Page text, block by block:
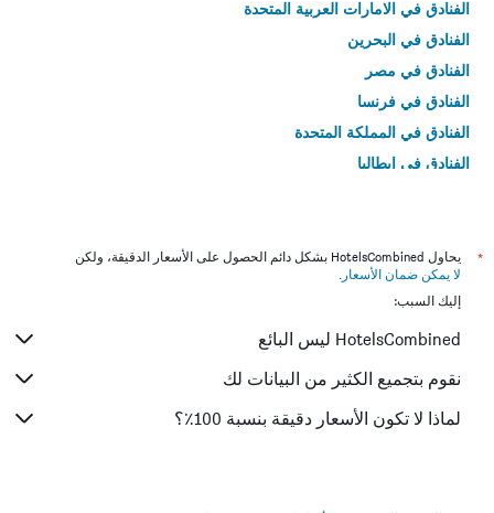
الفنادق في الامارات العربية المتحدة
الفنادق في البحرين
الفنادق في مصر
الفنادق في فرنسا
الفنادق في المملكة المتحدة
الفنادق في إيطاليا
*
يحاول HotelsCombined بشكل دائم الحصول على الأسعار الدقيقة، ولكن
لا يمكن ضمان الأسعار .
إليك السبب:
HotelsCombined ليس البائع
نقوم بتجميع الكثير من البيانات لك
لماذا لا تكون الأسعار دقيقة بنسبة 100٪؟